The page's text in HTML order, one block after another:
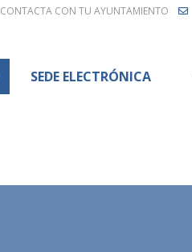
CONTACTA CON TU AYUNTAMIENTO
SEDE ELECTRÓNICA